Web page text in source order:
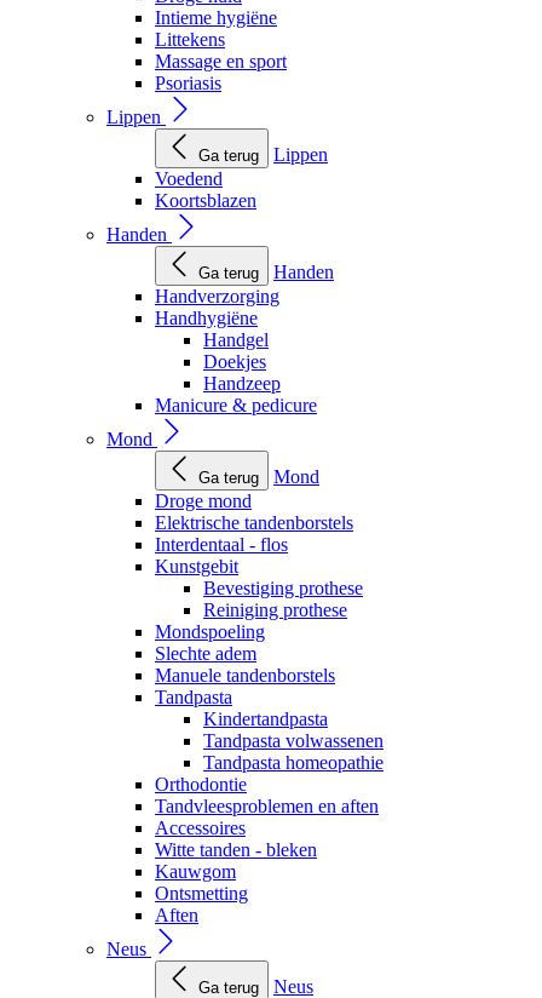
Intieme hygiëne
Littekens
Massage en sport
Psoriasis
Lippen
Ga terug
Lippen
Voedend
Koortsblazen
Handen
Ga terug
Handen
Handverzorging
Handhygiëne
Handgel
Doekjes
Handzeep
Manicure & pedicure
Mond
Ga terug
Mond
Droge mond
Elektrische tandenborstels
Interdentaal - flos
Kunstgebit
Bevestiging prothese
Reiniging prothese
Mondspoeling
Slechte adem
Manuele tandenborstels
Tandpasta
Kindertandpasta
Tandpasta volwassenen
Tandpasta homeopathie
Orthodontie
Tandvleesproblemen en aften
Accessoires
Witte tanden - bleken
Kauwgom
Ontsmetting
Aften
Neus
Ga terug
Neus